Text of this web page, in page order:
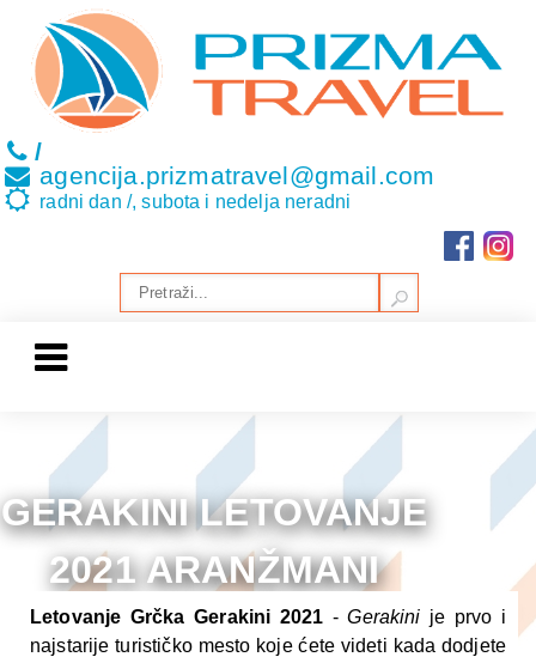
/
agencija.prizmatravel@gmail.com
radni dan /, subota i nedelja neradni
GERAKINI LETOVANJE
2021 ARANŽMANI
Letovanje Grčka Gerakini 2021 -Gerakini je prvo i
najstarije turističko mesto koje ćete videti kada dodjete